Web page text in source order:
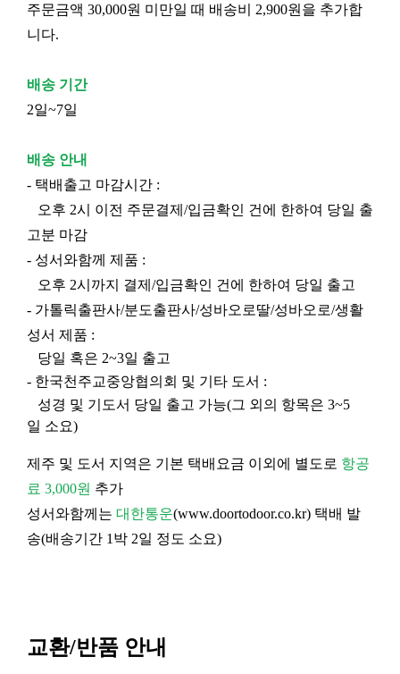
주문금액 30,000원 미만일 때 배송비 2,900원을 추가합
니다.
배송 기간
2일~7일
배송 안내
- 택배출고 마감시간 :
오후 2시 이전 주문결제/입금확인 건에 한하여 당일 출
고분 마감
- 성서와함께 제품 :
오후 2시까지 결제/입금확인 건에 한하여 당일 출고
- 가톨릭출판사/분도출판사/성바오로딸/성바오로/생활
성서 제품 :
당일 혹은 2~3일 출고
- 한국천주교중앙협의회 및 기타 도서 :
성경 및 기도서 당일 출고 가능(그 외의 항목은 3~5
일 소요)
제주 및 도서 지역은 기본 택배요금 이외에 별도로 항공
료 3,000원 추가
성서와함께는 대한통운(www.doortodoor.co.kr) 택배 발
송(배송기간 1박 2일 정도 소요)
교환/반품 안내